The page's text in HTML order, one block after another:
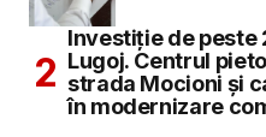
Investiție de peste
Lugoj. Centrul
strada Mocioni și
în modernizare